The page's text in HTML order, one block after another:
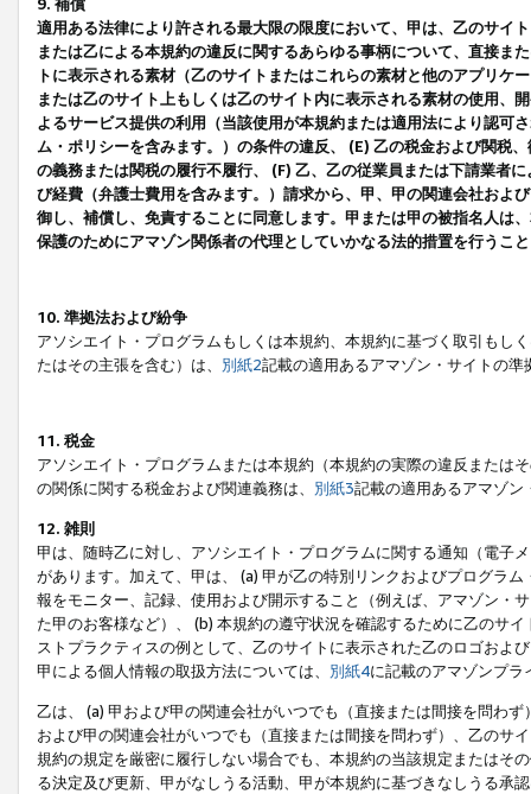
9. 補償
適用ある法律により許される最大限の限度において、甲は、乙のサイ
または乙による本規約の違反に関するあらゆる事柄について、直接ま
トに表示される素材（乙のサイトまたはこれらの素材と他のアプリ
または乙のサイト上もしくは乙のサイト内に表示される素材の使用、
よるサービス提供の利用（当該使用が本規約または適用法により認可
ム・ポリシーを含みます。）の条件の違反、 (E) 乙の税金および関税
の義務または関税の履行不履行、 (F) 乙、乙の従業員または下請業者
び経費（弁護士費用を含みます。）請求から、甲、甲の関連会社およ
御し、補償し、免責することに同意します。甲または甲の被指名人は
保護のためにアマゾン関係者の代理としていかなる法的措置を行うこ
10. 準拠法および紛争
アソシエイト・プログラムもしくは本規約、本規約に基づく取引もし
たはその主張を含む）は、 別紙2記載の適用あるアマゾン・サイトの
11. 税金
アソシエイト・プログラムまたは本規約（本規約の実際の違反または
の関係に関する税金および関連義務は、 別紙3記載の適用あるアマゾン
12. 雑則
甲は、随時乙に対し、アソシエイト・プログラムに関する通知（電子
があります。加えて、甲は、 (a) 甲が乙の特別リンクおよびプログラ
報をモニター、記録、使用および開示すること（例えば、アマゾン・
た甲のお客様など）、 (b) 本規約の遵守状況を確認するために乙のサ
ストプラクティスの例として、乙のサイトに表示された乙のロゴおよ
甲による個人情報の取扱方法については、 別紙4に記載のアマゾンプ
乙は、 (a) 甲および甲の関連会社がいつでも（直接または間接を問わ
および甲の関連会社がいつでも（直接または間接を問わず）、乙のサ
規約の規定を厳密に履行しない場合でも、本規約の当該規定またはそ
る決定及び更新、甲がなしうる活動、甲が本規約に基づきなしうる承